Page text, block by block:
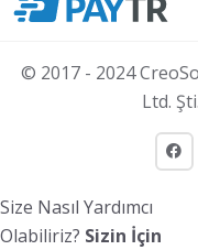
© 2017 - 2024
Ltd.
Size Nasıl Yardımcı
Olabiliriz? Sizin İçin